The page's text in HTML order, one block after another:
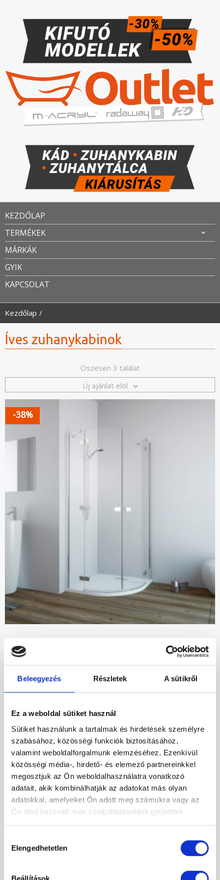
Beleegyezés Részletek A sütikről
Ez a weboldal sütiket használ
Sütiket használunk a tartalmak és hirdetések személyre
szabásához, közösségi funkciók biztosításához,
valamint weboldalforgalmunk elemzéséhez. Ezenkívül
közösségi média-, hirdető- és elemező partnereinkkel
megosztjuk az Ön weboldalhasználatra vonatkozó
adatait, akik kombinálhatják az adatokat más olyan
adatokkal, amelyeket Ön adott meg számukra vagy az
Ön által használt más szolgáltatásokból gyűjtöttek.
kiválasztása
Elengedhetetlen
KEZDŐLAP
TERMÉKEK
MÁRKÁK
GYIK
KAPCSOLAT
Kezdőlap
Íves zuhanykabinok
Öszesen 3 találat
Új ajánlat elöl
-38%
was:
482
299 000 Ft
is:
299
-57%